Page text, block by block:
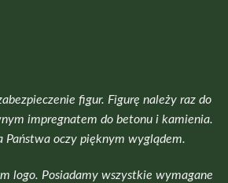
figur. Figurę należy raz do
impregnatem do betonu i kamienia.
Państwa oczy pięknym wyglądem.
logo. Posiadamy wszystkie wymagane